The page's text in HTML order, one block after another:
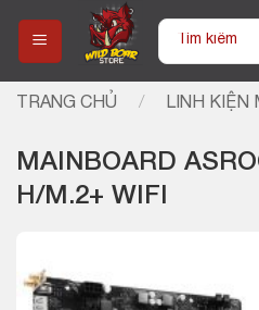
content
Tìm
TRANG CHỦ / LINH KIỆN
MAINBOARD
H/M.2+ WIFI